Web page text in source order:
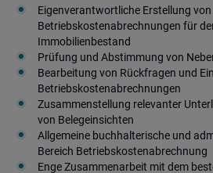
Eigenverantwortliche Erstellung von
Betriebskostenabrechnungen für
Immobilienbestand
Prüfung und Abstimmung von
Bearbeitung von Rückfragen und
Betriebskostenabrechnungen
Zusammenstellung relevanter
von Belegeinsichten
Allgemeine buchhalterische und
Bereich Betriebskostenabrechnung
Enge Zusammenarbeit mit dem